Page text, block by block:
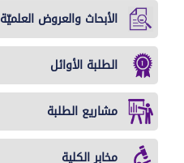
الأبحاث والعروض العلميّة
الطلبة الأوائل
مشاريع الطلبة
مخابر الكلية